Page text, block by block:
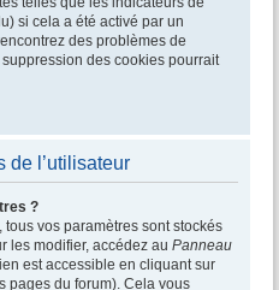
si cela a été activé par un
des problèmes de
des cookies pourrait
de l’utilisateur
?
vos paramètres sont stockés
les modifier, accédez au Panneau
est accessible en cliquant sur
pages du forum). Cela vous